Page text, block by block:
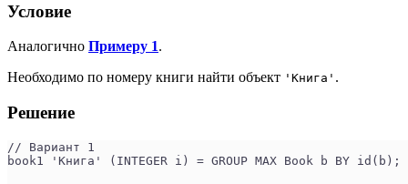
Условие
Аналогично Примеру 1.
Необходимо по номеру книги найти объект 'Книга' .
Решение
// Вариант 1
book1 'Книга' (INTEGER i) = GROUP MAX Book b BY id(b);